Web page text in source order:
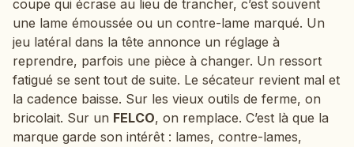
coupe qui écrase au lieu de trancher, c’est souvent
une lame émoussée ou un contre-lame marqué. Un
jeu latéral dans la tête annonce un réglage à
reprendre, parfois une pièce à changer. Un ressort
fatigué se sent tout de suite. Le sécateur revient mal et
la cadence baisse. Sur les vieux outils de ferme, on
bricolait. Sur un FELCO, on remplace. C’est là que la
marque garde son intérêt : lames, contre-lames,